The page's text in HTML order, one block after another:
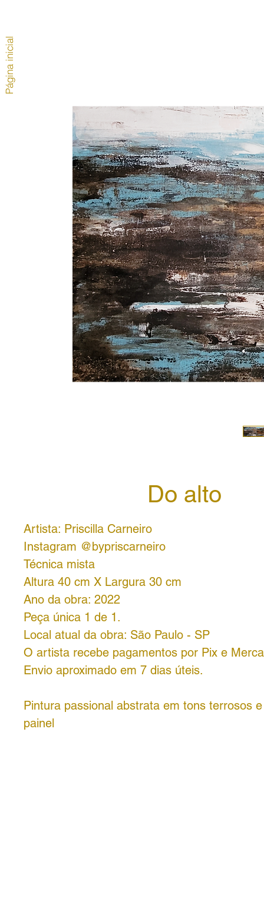
Do alto
Artista: Priscilla Carneiro
Instagram @bypriscarneiro
Técnica mista
Altura 40 cm X Largura 30 cm
Ano da obra: 2022
Peça única 1 de 1.
Local atual da obra: São Paulo - SP
O artista recebe pagamentos por Pix e
Envio aproximado em 7 dias úteis.
Pintura passional abstrata em tons terrosos
painel
Página inicial